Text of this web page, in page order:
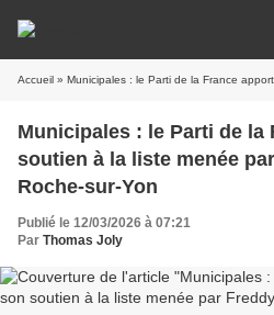
Accueil » Municipales : le Parti de la France apporte son soutien
Municipales : le Parti de la
soutien à la liste menée
Roche-sur-Yon
Publié le 12/03/2026 à 07:21
Par Thomas Joly